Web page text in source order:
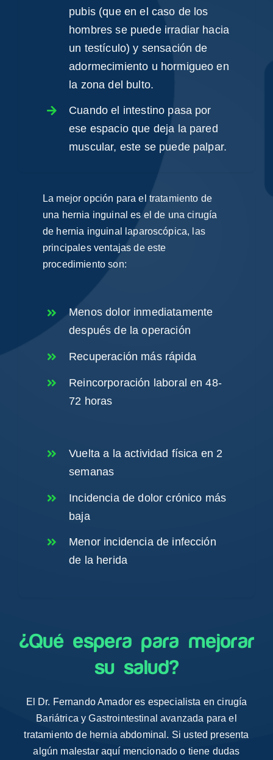
pubis (que en el caso de los
hombres se puede irradiar hacia
un testículo) y sensación de
adormecimiento u hormigueo en
la zona del bulto.
Cuando el intestino pasa por
ese espacio que deja la pared
muscular, este se puede palpar.
La mejor opción para el tratamiento de
una hernia inguinal es el de una cirugía
de hernia inguinal
laparoscópica, las
principales ventajas de este
procedimiento son:
Menos dolor inmediatamente
después de la operación
Recuperación más rápida
Reincorporación laboral en 48-
72 horas
Vuelta a la actividad física en 2
semanas
Incidencia de dolor crónico más
baja
Menor incidencia de infección
de la herida
¿Qué espera para mejorar
su salud?
El Dr. Fernando Amador es especialista en cirugía
Bariátrica y Gastrointestinal avanzada para el
tratamiento de hernia abdominal. Si usted presenta
algún malestar aquí mencionado o tiene dudas